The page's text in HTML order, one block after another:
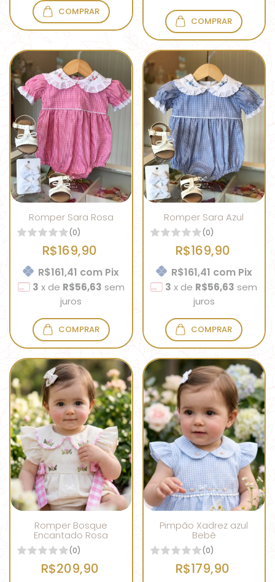
COMPRAR
COMPRAR
Romper Sara Rosa
(0)
R$169,90
R$161,41 com Pix
3 x de R$56,63 sem
juros
COMPRAR
Romper Sara Azul
(0)
R$169,90
R$161,41 com Pix
3 x de R$56,63 sem
juros
COMPRAR
Romper Bosque
Encantado Rosa
(0)
R$209,90
Pimpão Xadrez azul
Bebê
(0)
R$179,90